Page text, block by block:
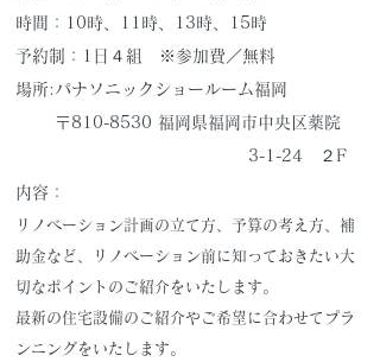
時間：10時、11時、13時、15時
予約制：1日４組 ※参加費／無料
場所:パナソニックショールーム福岡
〒810-8530 福岡県福岡市中央区薬院
3-1-24 ２F
内容：
リノベーション計画の立て方、予算の考え方、補
助金など、リノベーション前に知っておきたい大
切なポイントのご紹介をいたします。
最新の住宅設備のご紹介やご希望に合わせてプラ
ンニングをいたします。